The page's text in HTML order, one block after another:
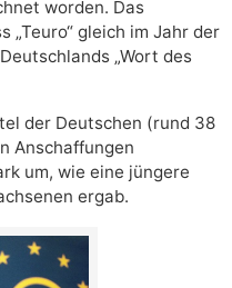
worden. Das
„Teuro“ gleich im Jahr der
„Wort des
der Deutschen (rund 38
Anschaffungen
um, wie eine jüngere
ergab.